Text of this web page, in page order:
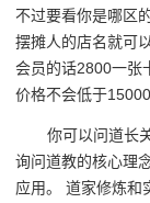
不过要看你是哪区
摆摊人的店名就可
会员的话2800一张
价格不会低于
你可以问道长
询问道教的核心理
应用。 道家修炼和